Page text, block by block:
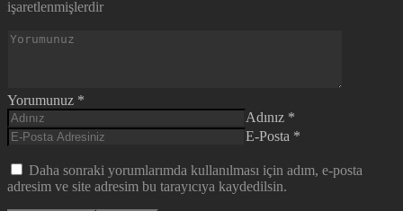
işaretlenmişlerdir
Yorumunuz *
Adınız *
E-Posta *
Daha sonraki yorumlarımda kullanılması için adım, e-posta
adresim ve site adresim bu tarayıcıya kaydedilsin.